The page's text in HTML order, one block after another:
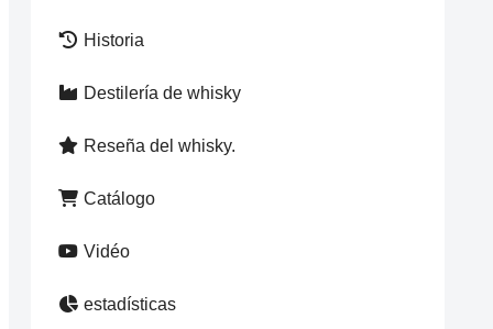
Historia
Destilería de whisky
Reseña del whisky.
Catálogo
Vidéo
estadísticas